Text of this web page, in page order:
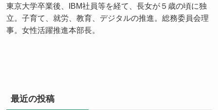
東京大学卒業後、IBM社員等を経て、長女が５歳の頃に独
立。子育て、就労、教育、デジタルの推進。総務委員会理
事。女性活躍推進本部長。
最近の投稿